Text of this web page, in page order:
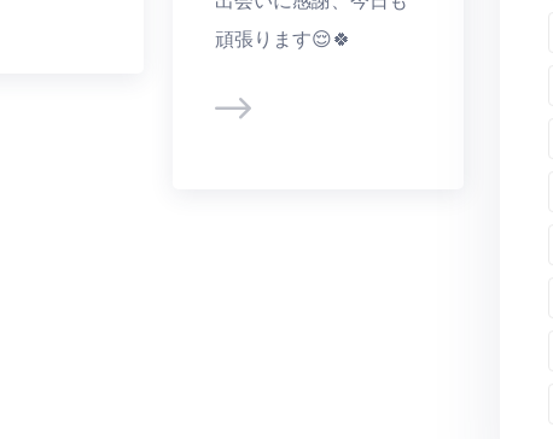
頑張ります😌🍀